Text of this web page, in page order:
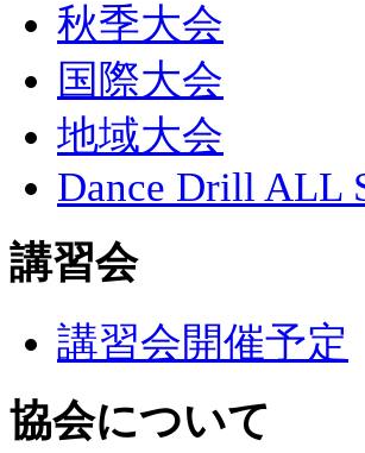
秋季大会
国際大会
地域大会
Dance Drill ALL
講習会
講習会開催予定
協会について